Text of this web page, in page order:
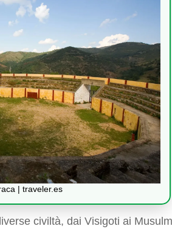
| traveler.es
civiltà, dai Visigoti ai